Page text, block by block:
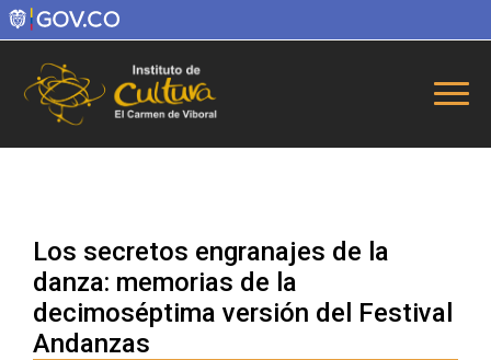
Los secretos engranajes de la
danza: memorias de la
decimoséptima versión del Festival
Andanzas